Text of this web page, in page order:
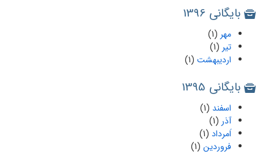
بایگانی 1396
مهر (1)
تیر (1)
اردیبهشت (1)
بایگانی 1395
اسفند (1)
آذر (1)
اَمرداد (1)
فروردین (1)